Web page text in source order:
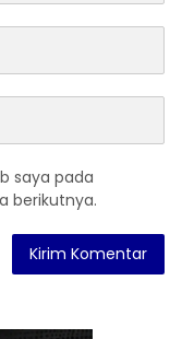
saya pada
berikutnya.